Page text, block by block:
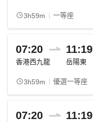
3h59m 一等座
07:20 11:19
香港西九龍 岳陽東
3h59m 優選一等座
07:20 11:19